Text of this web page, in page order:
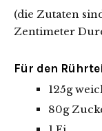
(die Zutaten
Zentimeter
Für den
125g
80g